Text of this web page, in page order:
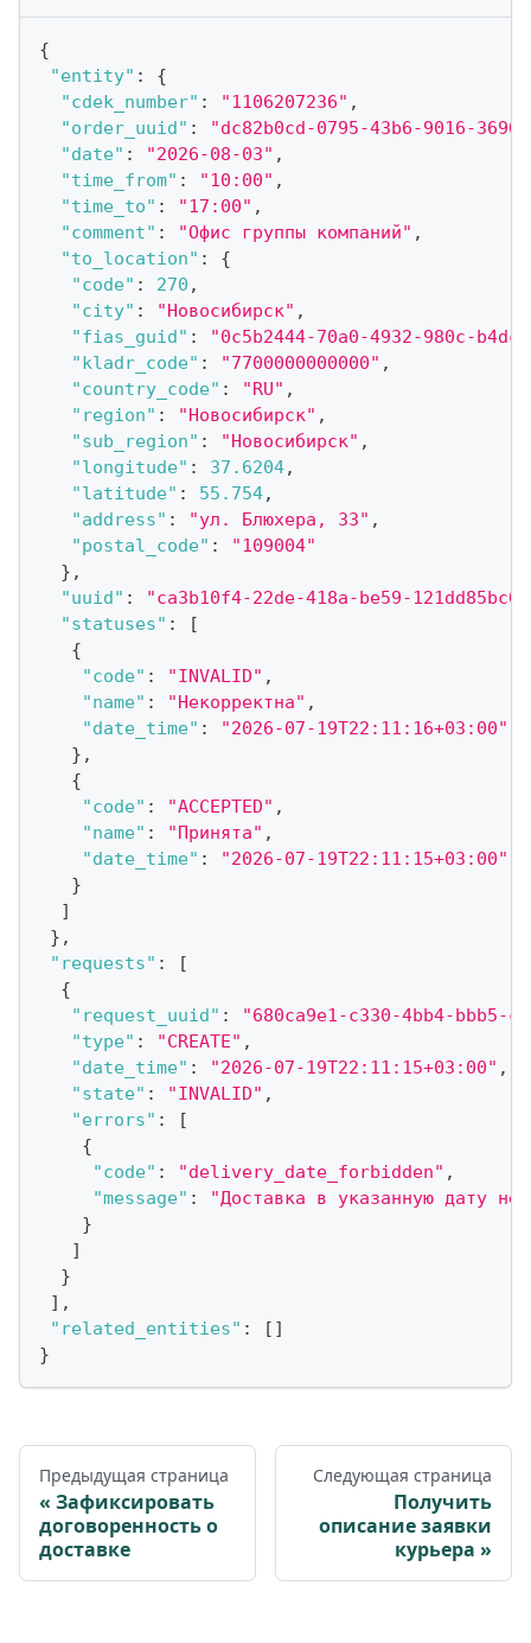
{
"entity" :
{
"cdek_number" : "1106207236" ,
"order_uuid" :
"dc82b0cd-0795-43b6-9016-
"date" : "2026-08-03" ,
"time_from" : "10:00" ,
"time_to" : "17:00" ,
"comment" : "Офис группы компаний" ,
"to_location" :
{
"code" : 270 ,
"city" : "Новосибирск" ,
"fias_guid" :
"0c5b2444-70a0-4932-980c-
"kladr_code" : "7700000000000" ,
"country_code" : "RU" ,
"region" : "Новосибирск" ,
"sub_region" : "Новосибирск" ,
"longitude" : 37.6204,
"latitude" : 55.754,
"address" : "ул. Блюхера, 33" ,
"postal_code" :
"109004"
} ,
"uuid" :
"ca3b10f4-22de-418a-be59-
"statuses" :
[
{
"code" : "INVALID" ,
"name" : "Некорректна" ,
"date_time" :
"2026-07-19T22:11:16+03:00"
} ,
{
"code" : "ACCEPTED" ,
"name" : "Принята" ,
"date_time" :
"2026-07-19T22:11:15+03:00"
}
]
} ,
"requests" :
[
{
"request_uuid" :
"680ca9e1-c330-4bb4-bbb5-
"type" : "CREATE" ,
"date_time" : "2026-07-19T22:11:15+03:00" ,
"state" : "INVALID" ,
"errors" :
[
{
"code" : "delivery_date_forbidden" ,
"message" :
"Доставка в указанную дату не
}
]
}
] ,
"related_entities" : [ ]
}
Предыдущая страница
Зафиксировать
договоренность о
доставке
Следующая страница
Получить
описание заявки
курьера